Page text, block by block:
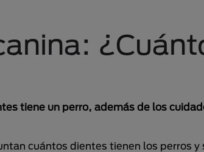
tiene un perro, además de los
cuántos dientes tienen los perros